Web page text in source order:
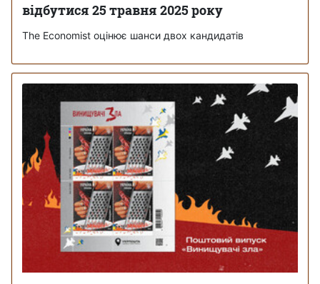
відбутися 25 травня 2025 року
The Economist оцінює шанси двох кандидатів